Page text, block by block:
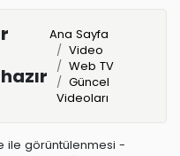
Ana Sayfa
Video
Web TV
Güncel
Videoları
ile görüntülenmesi -